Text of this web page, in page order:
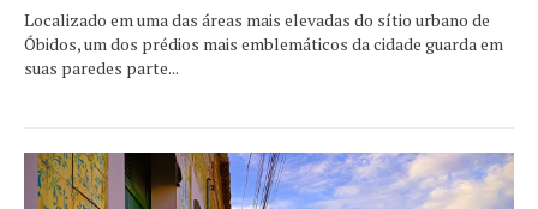
Localizado em uma das áreas mais elevadas do sítio urbano de
Óbidos, um dos prédios mais emblemáticos da cidade guarda em
suas paredes parte...